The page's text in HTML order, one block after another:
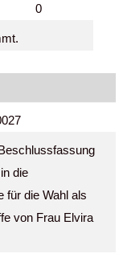
0
die
für die Wahl als
von Frau Elvira